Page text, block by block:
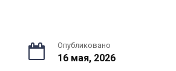
Опубликовано
16 мая, 2026